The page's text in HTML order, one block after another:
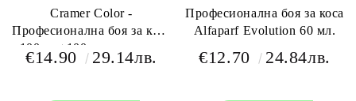
Cramer Color -
Професионална боя за коса
100 мл+100 мл оксидант
€14.90 29.14лв.
Професионална боя за коса
Alfaparf Evolution 60 мл.
€12.70 24.84лв.